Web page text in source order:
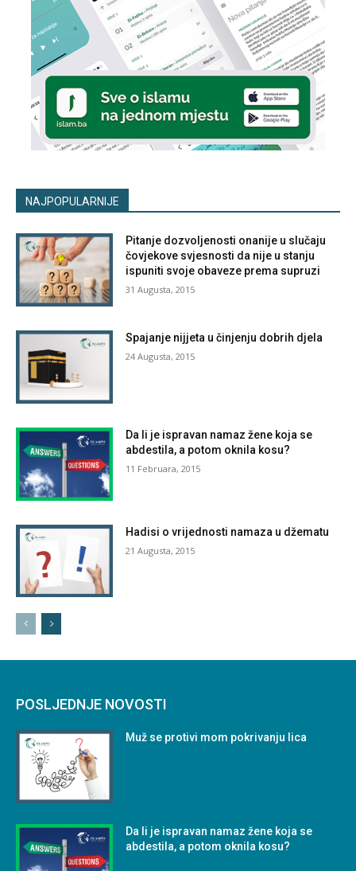
NAJPOPULARNIJE
Pitanje dozvoljenosti onanije u slučaju
čovjekove svjesnosti da nije u stanju
ispuniti svoje obaveze prema supruzi
31 Augusta, 2015
Spajanje nijjeta u činjenju dobrih djela
24 Augusta, 2015
Da li je ispravan namaz žene koja se
abdestila, a potom oknila kosu?
11 Februara, 2015
Hadisi o vrijednosti namaza u džematu
21 Augusta, 2015
POSLJEDNJE NOVOSTI
Muž se protivi mom pokrivanju lica
Da li je ispravan namaz žene koja se
abdestila, a potom oknila kosu?